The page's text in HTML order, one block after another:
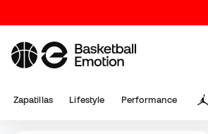
Zapatillas Lifestyle Performance